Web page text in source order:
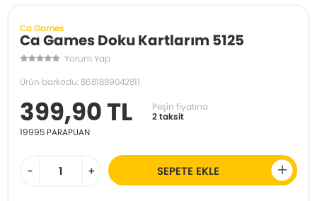
Ca Games
Ca Games Doku Kartlarım 5125
Yorum Yap
Ürün barkodu: 8681889042811
399,90 TL
Peşin fiyatına
2 taksit
19995 PARAPUAN
- + SEPETE EKLE